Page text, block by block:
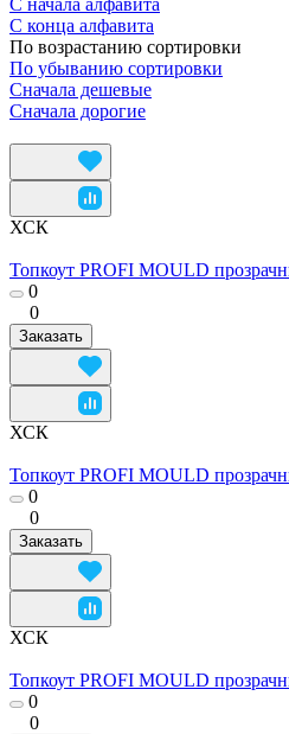
С конца алфавита
По возрастанию сортировки
По убыванию сортировки
Сначала дешевые
Сначала дорогие
ХСК
Топкоут PROFI MOULD
0
0
Заказать
ХСК
Топкоут PROFI MOULD
0
0
Заказать
ХСК
Топкоут PROFI MOULD
0
0